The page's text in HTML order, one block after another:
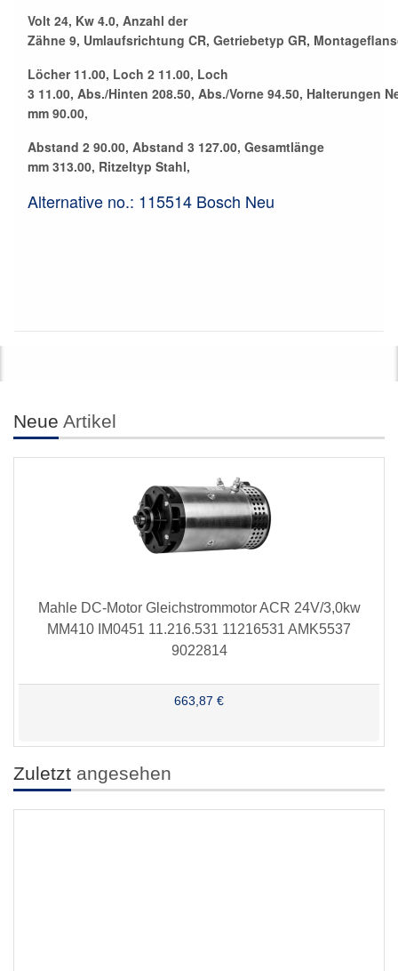
Volt 24, Kw 4.0, Anzahl der
Zähne 9, Umlaufsrichtung CR, Getriebetyp GR,
Löcher 11.00, Loch 2 11.00, Loch
3 11.00, Abs./Hinten 208.50, Abs./Vorne 94.50, Halterungen
mm 90.00,
Abstand 2 90.00, Abstand 3 127.00, Gesamtlänge
mm 313.00, Ritzeltyp Stahl,
Alternative no.: 115514 Bosch Neu
Neue Artikel
Mahle DC-Motor Gleichstrommotor ACR 24V/3,0kw
MM410 IM0451 11.216.531 11216531 AMK5537
9022814
663,87 €
Zuletzt angesehen